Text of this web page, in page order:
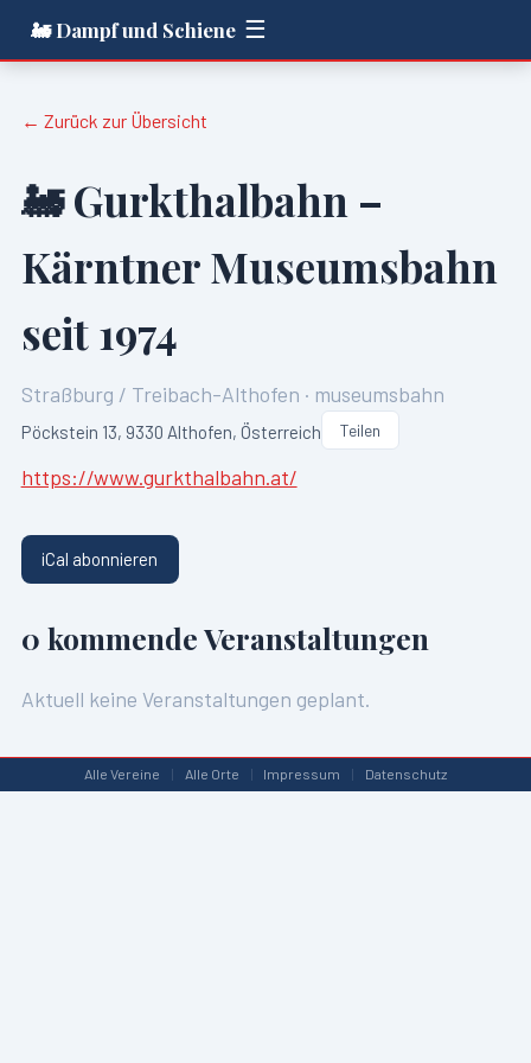
🚂 Dampf und Schiene ☰
← Zurück zur Übersicht
🚂 Gurkthalbahn –
Kärntner Museumsbahn
seit 1974
Straßburg / Treibach-Althofen · museumsbahn
Pöckstein 13, 9330 Althofen, Österreich Teilen
https://www.gurkthalbahn.at/
iCal abonnieren
0 kommende Veranstaltungen
Aktuell keine Veranstaltungen geplant.
Alle Vereine | Alle Orte | Impressum | Datenschutz